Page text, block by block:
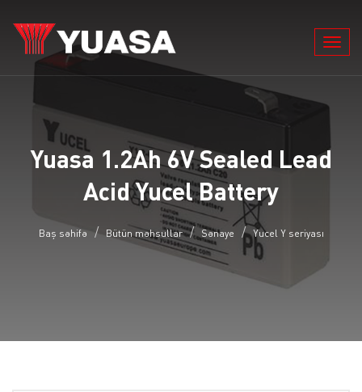
Yuasa 1.2Ah 6V Sealed Lead
Acid Yucel Battery
Baş səhifə Bütün məhsullar Sənaye Yucel Y seriyası